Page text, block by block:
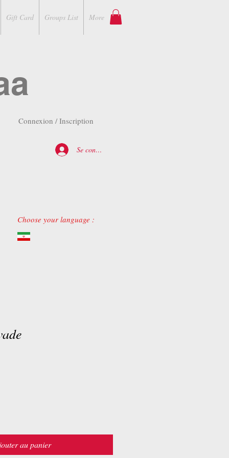
Gift Card Groups List More
Connexion / Inscription
Se connecter
Choose your language :
au panier